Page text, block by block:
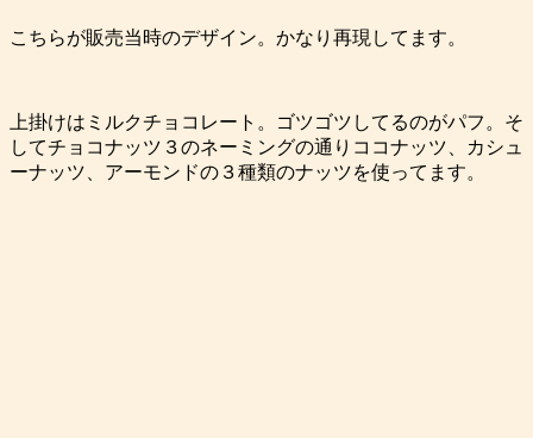
こちらが販売当時のデザイン。かなり再現してます。
上掛けはミルクチョコレート。ゴツゴツしてるのがパフ。そ
してチョコナッツ３のネーミングの通りココナッツ、カシュ
ーナッツ、アーモンドの３種類のナッツを使ってます。